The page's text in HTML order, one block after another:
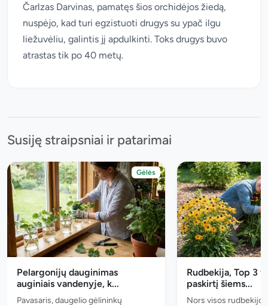
Čarlzas Darvinas, pamatęs šios orchidėjos žiedą,
nuspėjo, kad turi egzistuoti drugys su ypač ilgu
liežuvėliu, galintis jį apdulkinti. Toks drugys buvo
atrastas tik po 40 metų.
Susiję straipsniai ir patarimai
Gėlės
Pelargonijų dauginimas
auginiais vandenyje, k...
Pavasaris, daugelio gėlininkų
Rudbekija, Top 3
paskirtį šiems...
Nors visos